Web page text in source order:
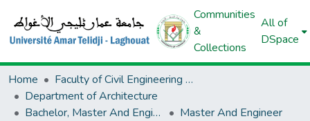
Communities
&
Collections
All of
DSpace
Home
Faculty of Civil Engineering And Architecture
Department of Architecture
Bachelor, Master And Engineer (Architecture)
Master And Engineer